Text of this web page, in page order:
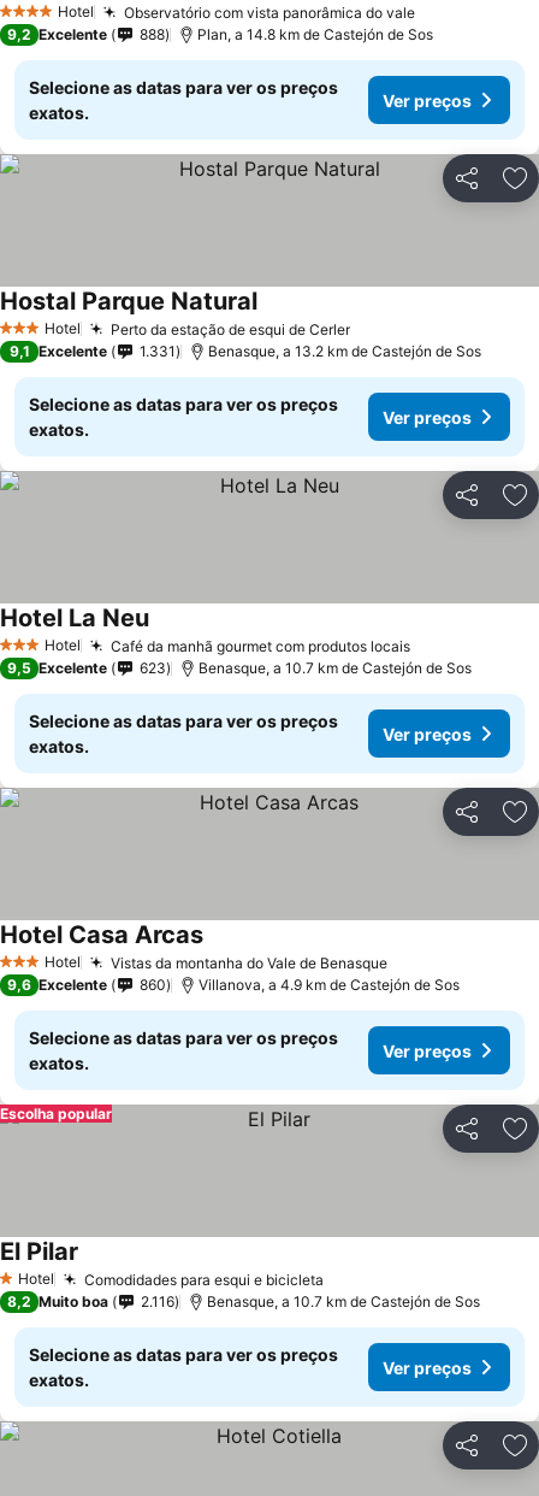
4 EstrelasHotel Observatório com vista panorâmica do valeVer preços
9,2 Excelente 888 Plan, a 14.8 km de Castejón de Sos
Selecione as datas para ver os preços
exatos.
Ver preços
Partilhar
3 EstrelasHotel Perto da estação de esqui de CerlerVer preços
Hostal Parque NaturalVer preços
9,1 Excelente 1.331 Benasque, a 13.2 km de Castejón de Sos
Selecione as datas para ver os preços
exatos.
Ver preços
Partilhar
3 EstrelasHotel Café da manhã gourmet com produtos locaisVer preços
Hotel La NeuVer preços
9,5 Excelente 623 Benasque, a 10.7 km de Castejón de Sos
Selecione as datas para ver os preços
exatos.
Ver preços
Partilhar
3 EstrelasHotel Vistas da montanha do Vale de BenasqueVer preços
Hotel Casa ArcasVer preços
9,6 Excelente 860 Villanova, a 4.9 km de Castejón de Sos
Selecione as datas para ver os preços
exatos.
Ver preços
Partilhar
Escolha popular
1 Estrelas
Hotel Comodidades para esqui e bicicleta
El Pilar
8,2 Muito boa 2.116 Benasque, a 10.7 km de Castejón de Sos
Selecione as datas para ver os preços
exatos.
Ver preços
Partilhar